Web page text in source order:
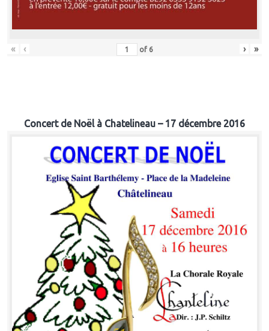
« ‹ of 6 › »
Concert de Noël à Chatelineau – 17 décembre 2016